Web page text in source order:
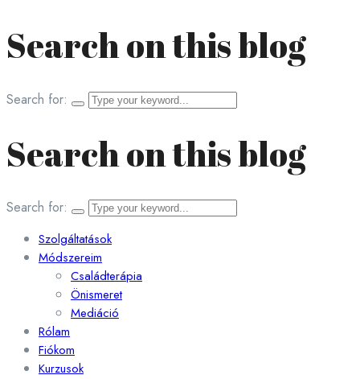
Search on this blog
Search for:
Search on this blog
Search for:
Szolgáltatások
Módszereim
Családterápia
Önismeret
Mediáció
Rólam
Fiókom
Kurzusok